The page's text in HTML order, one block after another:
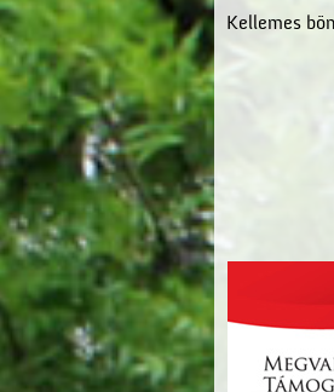
Kellemes